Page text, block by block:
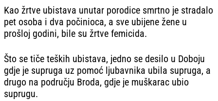
Kao žrtve ubistava unutar porodice smrtno je stradalo
pet osoba i dva počinioca, a sve ubijene žene u
prošloj godini, bile su žrtve femicida.
Što se tiče teških ubistava, jedno se desilo u Doboju
gdje je supruga uz pomoć ljubavnika ubila supruga, a
drugo na području Broda, gdje je muškarac ubio
suprugu.